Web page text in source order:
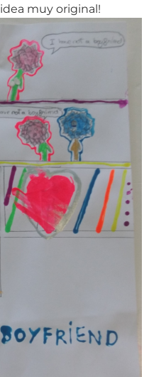
muy original!